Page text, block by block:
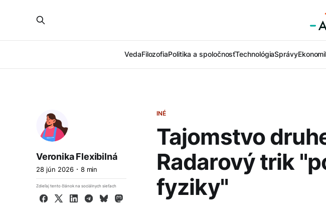
VedaFilozofiaPolitika a spoločnosťTechnológiaSprávy
INÉ
Tajomstvo
Radarový trik
fyziky"
Veronika Flexibilná
28 jún 2026 8 min
Zdieľaj tento článok na sociálnych sieťach
Facebook
X LinkedInTelegram
BlueskyMastodon